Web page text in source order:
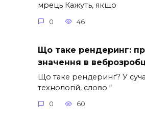
мрець Кажуть, якщо
0 46
Що таке рендеринг:
значення в
Що таке рендеринг? У
технологій, слово “
0 60